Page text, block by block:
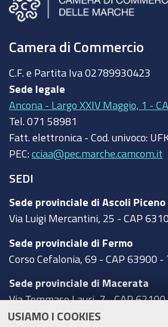
USIAMO I COOKIES
Camera di Commercio
C.F. e Partita Iva 02789930423
Sede legale
Ancona - Largo XXIV Maggio, 1 -
Tel. 071 58981
Fatt. elettronica - Cod. univoco:
PEC: cciaa@pec.marche.camcom.it
SEDI
Sede provinciale di Ascoli Piceno
Via Luigi Mercantini, 25 - CAP
Sede provinciale di Fermo
Corso Cefalonia, 69 - CAP 63900 -
Sede provinciale di Macerata
Via Tommaso Lauri, 7 - CAP
Sede provinciale di Pesaro Urbino